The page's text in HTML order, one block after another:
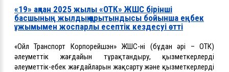
«19» ақпан 2025 жылы «ОТК» ЖШС бірінші
басшының жылдық қорытындысы бойынша еңбек
ұжымымен жоспарлы есептік кездесуі өтті
«Ойл Транспорт Корпорейшэн» ЖШС-нің (бұдан әрі – ОТК)
әлеуметтік жағдайын тұрақтандыру, қызметкерлердің
әлеуметтік-еңбек жағдайларын жақсарту және қызметкерлердің